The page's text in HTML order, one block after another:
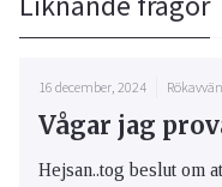
16 december, 2024
Vågar jag
Hejsan..tog beslut om